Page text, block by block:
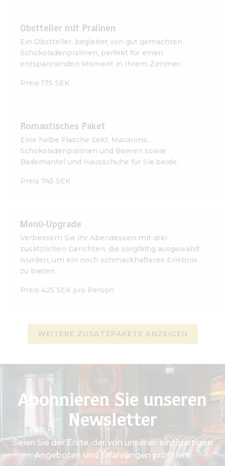
Obstteller mit Pralinen
Ein Obstteller, begleitet von gut gemachten
Schokoladenpralinen, perfekt für einen
entspannenden Moment in Ihrem Zimmer.
Preis 175 SEK
Romantisches Paket
Eine halbe Flasche Sekt, Macarons,
Schokoladenpralinen und Beeren sowie
Bademäntel und Hausschuhe für Sie beide.
Preis 745 SEK
Menü-Upgrade
Verbessern Sie Ihr Abendessen mit drei
zusätzlichen Gerichten, die sorgfältig ausgewählt
wurden, um ein noch schmackhafteres Erlebnis
zu bieten.
Preis 425 SEK pro Person
WEITERE ZUSATZPAKETE ANZEIGEN
Abonnieren Sie unseren
Newsletter
Seien Sie der Erste, der von unseren einzigartigen
Angeboten und Erfahrungen profitiert!